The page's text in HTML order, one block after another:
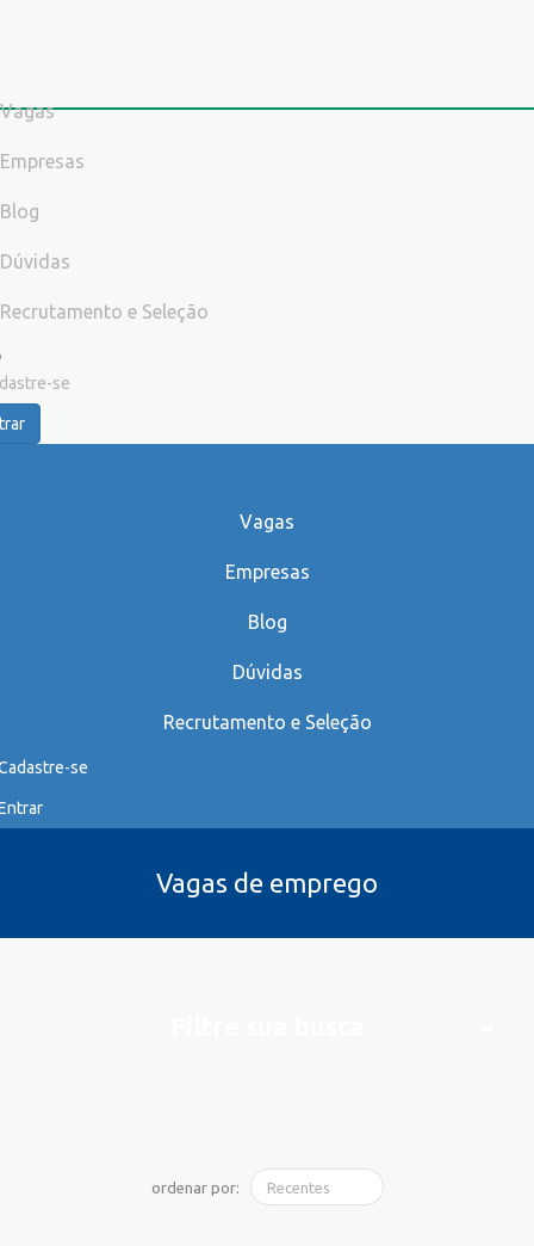
Vagas
Empresas
Blog
Dúvidas
Recrutamento e Seleção
se
Vagas
Empresas
Blog
Dúvidas
Recrutamento e Seleção
se
Vagas de emprego
ordenar por: